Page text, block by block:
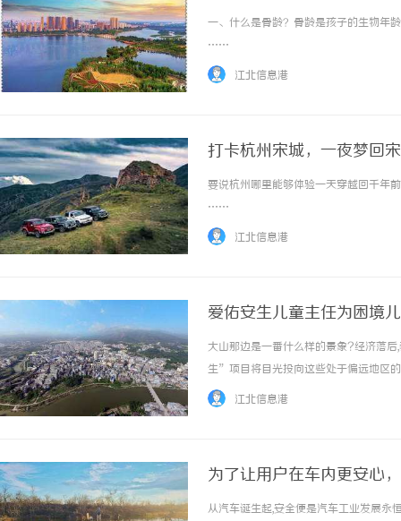
一、什么是骨龄？骨龄是孩子的生物年
……
江北信息港
打卡杭州宋城，一夜梦回
要说杭州哪里能够体验一天穿越回千年
……
江北信息港
爱佑安生儿童主任为困境
大山那边是一番什么样的景象?经济落
生”项目将目光投向这些处于偏远地区
境,送去必要物资的同时教会孩子们必备
江北信息港
为了让用户在车内更安心
从汽车诞生起,安全便是汽车工业发展永